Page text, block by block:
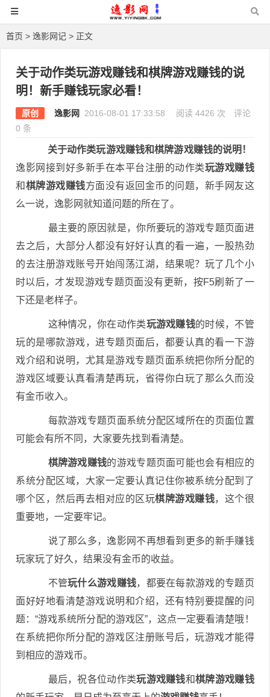
首页 > 逸影网记 > 正文
关于动作类玩游戏赚钱和棋牌游戏赚钱的说
明！新手赚钱玩家必看！
原创 逸影网 2016-08-01 17:33:58 阅读 4426 次
评论
0 条
关于动作类玩游戏赚钱和棋牌游戏赚钱的说明！
逸影网接到好多新手在本平台注册的动作类玩游戏赚钱
和棋牌游戏赚钱方面没有返回金币的问题，新手网友这
么一说，逸影网就知道问题的所在了。
最主要的原因就是，你所要玩的游戏专题页面进
去之后，大部分人都没有好好认真的看一遍，一股热劲
的去注册游戏账号开始闯荡江湖，结果呢？玩了几个小
时以后，才发现游戏专题页面没有更新，按F5刷新了一
下还是老样子。
这种情况，你在动作类玩游戏赚钱的时候，不管
玩的是哪款游戏，进专题页面后，都要认真的看一下游
戏介绍和说明，尤其是游戏专题页面系统把你所分配的
游戏区域要认真看清楚再玩，省得你白玩了那么久而没
有金币收入。
每款游戏专题页面系统分配区域所在的页面位置
可能会有所不同，大家要先找到看清楚。
棋牌游戏赚钱的游戏专题页面可能也会有相应的
系统分配区域，大家一定要认真记住你被系统分配到了
哪个区，然后再去相对应的区玩棋牌游戏赚钱，这个很
重要地，一定要牢记。
说了那么多，逸影网不再想看到更多的新手赚钱
玩家玩了好久，结果没有金币的收益。
不管玩什么游戏赚钱，都要在每款游戏的专题页
面好好地看清楚游戏说明和介绍，还有特别要提醒的问
题：“游戏系统所分配的游戏区”，这点一定要看清楚哦！
在系统把你所分配的游戏区注册账号后，玩游戏才能得
到相应的游戏币。
最后，祝各位动作类玩游戏赚钱和棋牌游戏赚钱